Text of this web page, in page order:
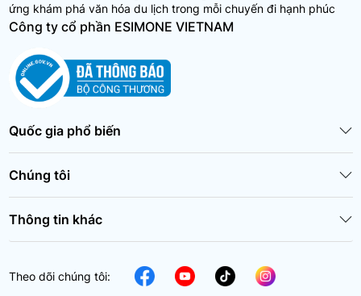
ứng khám phá văn hóa du lịch trong mỗi chuyến đi hạnh phúc
Công ty cổ phần ESIMONE VIETNAM
Quốc gia phổ biến
Chúng tôi
Thông tin khác
Theo dõi chúng tôi: